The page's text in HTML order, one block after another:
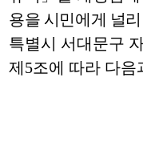
용을 시민에게 널
특별시 서대문구
제 5조에 따라 다